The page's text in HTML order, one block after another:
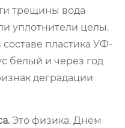
трещины вода
уплотнители целы.
составе пластика УФ-
белый и через год
деградации
Это физика. Днем